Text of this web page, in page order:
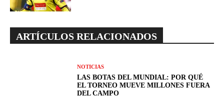
ARTÍCULOS RELACIONADOS
NOTICIAS
LAS BOTAS DEL MUNDIAL: POR QUÉ
EL TORNEO MUEVE MILLONES FUERA
DEL CAMPO